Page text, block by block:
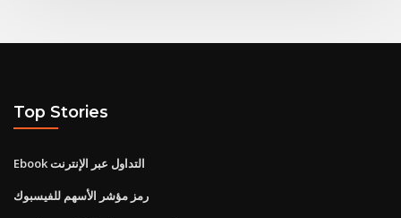
Top Stories
Ebook التداول عبر الإنترنت
رمز مؤشر الأسهم للفيسبوك